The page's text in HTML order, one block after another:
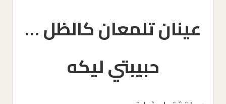
عينان تلمعان كالظل …
حبيبتي ليكه